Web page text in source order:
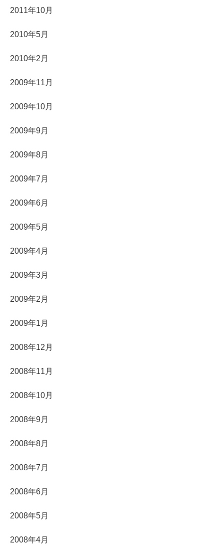
2011年10月
2010年5月
2010年2月
2009年11月
2009年10月
2009年9月
2009年8月
2009年7月
2009年6月
2009年5月
2009年4月
2009年3月
2009年2月
2009年1月
2008年12月
2008年11月
2008年10月
2008年9月
2008年8月
2008年7月
2008年6月
2008年5月
2008年4月